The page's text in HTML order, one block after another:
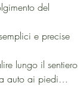
del
e precise
lungo il sentiero
auto ai piedi…